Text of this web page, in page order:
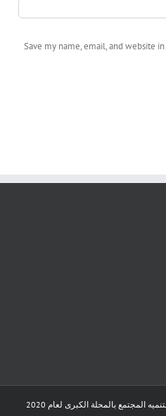
Save my name, email, and website
المجتمع بالمحلة الكبرى لعام 2020